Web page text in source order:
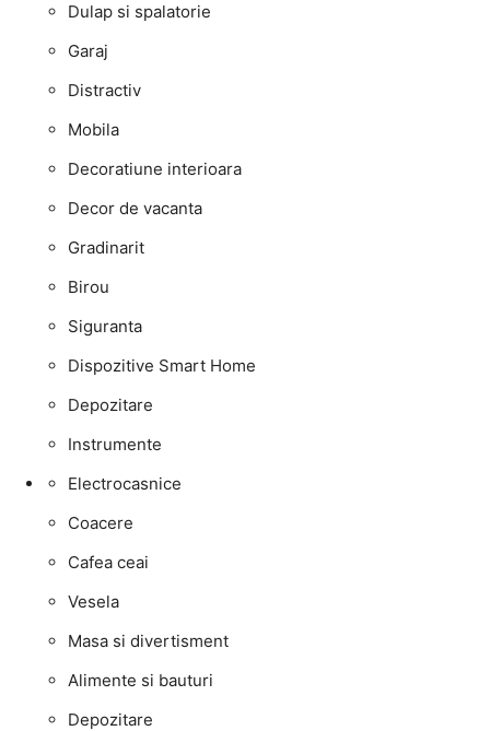
Dulap si spalatorie
Garaj
Distractiv
Mobila
Decoratiune interioara
Decor de vacanta
Gradinarit
Birou
Siguranta
Dispozitive Smart Home
Depozitare
Instrumente
Electrocasnice
Coacere
Cafea ceai
Vesela
Masa si divertisment
Alimente si bauturi
Depozitare